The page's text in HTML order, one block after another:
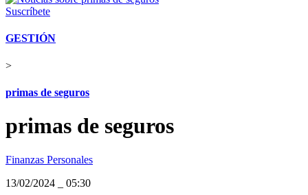
Suscríbete
GESTIÓN
>
primas de seguros
primas de seguros
Finanzas Personales
13/02/2024
05:30